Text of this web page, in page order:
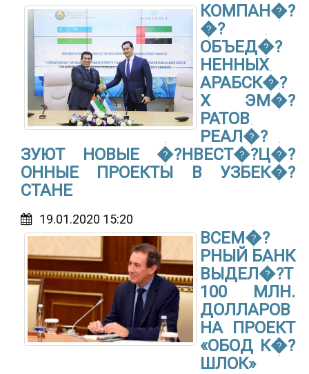
КОМПАН�?
�?
ОБЪЕД�?
НЕННЫХ
АРАБСК�?
Х ЭМ�?
РАТОВ
РЕАЛ�?
ЗУЮТ НОВЫЕ �?НВЕСТ�?Ц�?
ОННЫЕ ПРОЕКТЫ В УЗБЕК�?
СТАНЕ
19.01.2020 15:20
ВСЕМ�?
РНЫЙ БАНК
ВЫДЕЛ�?Т
100 МЛН.
ДОЛЛАРОВ
НА ПРОЕКТ
«ОБОД К�?
ШЛОК»